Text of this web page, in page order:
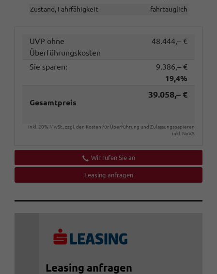
Zustand, Fahrfähigkeit
fahrtauglich
UVP ohne
Überführungskosten
48.444,– €
Sie sparen:
9.386,– €
19,4%
Gesamtpreis
39.058,– €
inkl. 20% MwSt., zzgl. den Kosten für Überführung und Zulassungspapieren
inkl. NoVA
Wir rufen Sie an
Leasing anfragen
Leasing anfragen